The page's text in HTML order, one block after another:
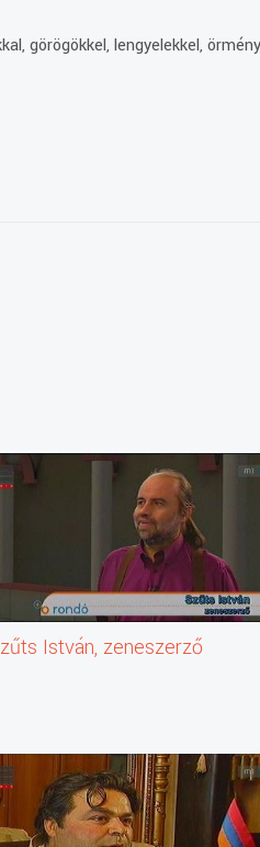
görögökkel, lengyelekkel,
István, zeneszerző